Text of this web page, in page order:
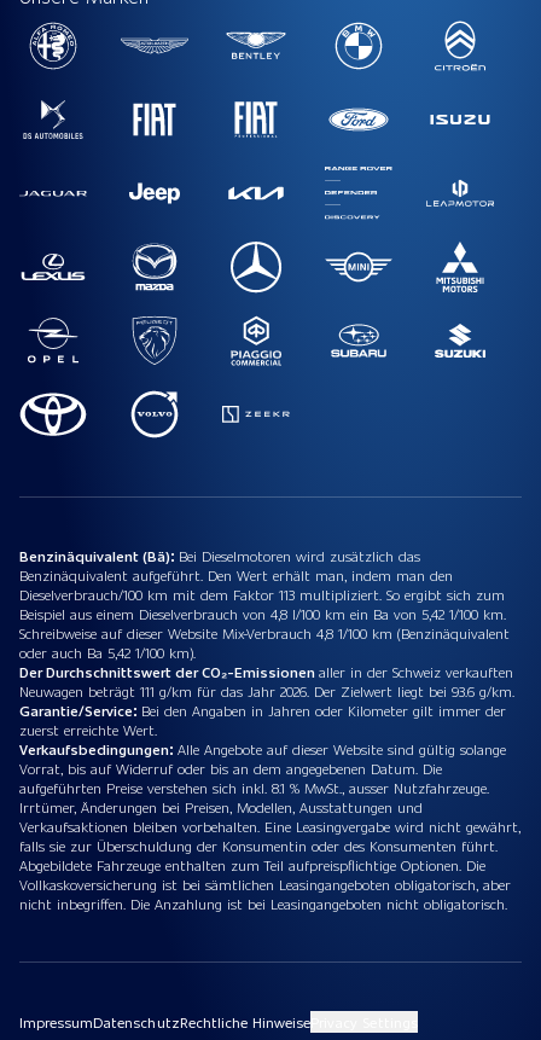
Benzinäquivalent (Bä): Bei Dieselmotoren wird zusätzlich das
Benzinäquivalent aufgeführt. Den Wert erhält man, indem man den
Dieselverbrauch/100 km mit dem Faktor 113 multipliziert. So ergibt sich zum
Beispiel aus einem Dieselverbrauch von 4,8 l/100 km ein Ba von 5,42 1/100 km.
Schreibweise auf dieser Website Mix-Verbrauch 4,8 1/100 km (Benzinäquivalent
oder auch Ba 5,42 1/100 km).
Der Durchschnittswert der CO₂-Emissionenaller in der Schweiz verkauften
Neuwagen beträgt 111 g/km für das Jahr 2026. Der Zielwert liegt bei 93.6 g/km.
Garantie/Service: Bei den Angaben in Jahren oder Kilometer gilt immer der
zuerst erreichte Wert.
Verkaufsbedingungen: Alle Angebote auf dieser Website sind gültig solange
Vorrat, bis auf Widerruf oder bis an dem angegebenen Datum. Die
aufgeführten Preise verstehen sich inkl. 8.1 % MwSt., ausser Nutzfahrzeuge.
Irrtümer, Änderungen bei Preisen, Modellen, Ausstattungen und
Verkaufsaktionen bleiben vorbehalten. Eine Leasingvergabe wird nicht gewährt,
falls sie zur Überschuldung der Konsumentin oder des Konsumenten führt.
Abgebildete Fahrzeuge enthalten zum Teil aufpreispflichtige Optionen. Die
Vollkaskoversicherung ist bei sämtlichen Leasingangeboten obligatorisch, aber
nicht inbegriffen. Die Anzahlung ist bei Leasingangeboten nicht obligatorisch.
ImpressumDatenschutzRechtliche Hinweise